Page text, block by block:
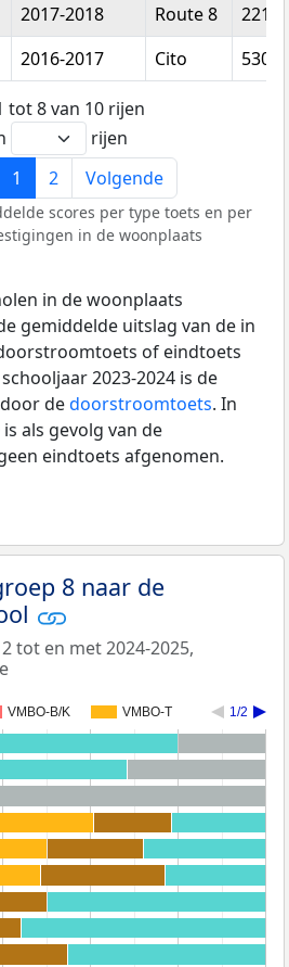
2017-2018 Route 8
2016-2017 Cito
tot 8 van 10 rijen
rijen
1 2 Volgende
scores per type toets en per
in de woonplaats
in de woonplaats
gemiddelde uitslag van de in
of eindtoets
2023-2024 is de
dedoorstroomtoets. In
als gevolg van de
eindtoets afgenomen.
8 naar de
tot en met 2024-2025,
VMBO-B/K VMBO-T 1/2